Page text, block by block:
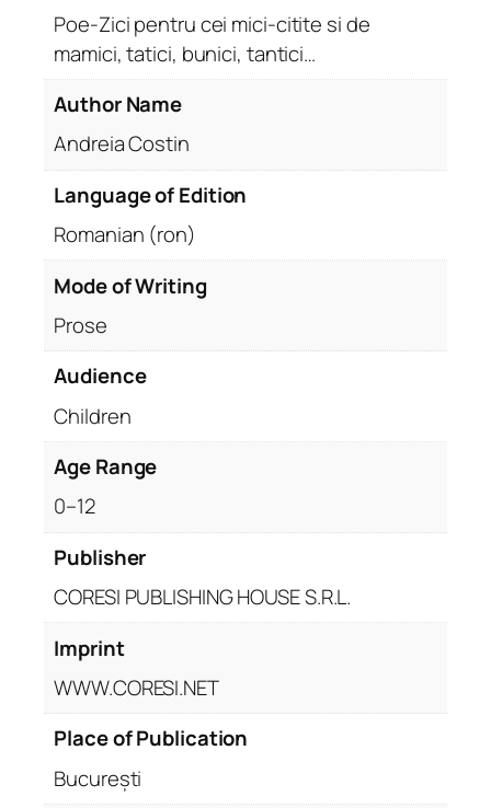
Poe-Zici pentru cei mici-citite si de
mamici, tatici, bunici, tantici…
Author Name
Andreia Costin
Language of Edition
Romanian (ron)
Mode of Writing
Prose
Audience
Children
Age Range
0–12
Publisher
CORESI PUBLISHING HOUSE S.R.L.
Imprint
WWW.CORESI.NET
Place of Publication
București